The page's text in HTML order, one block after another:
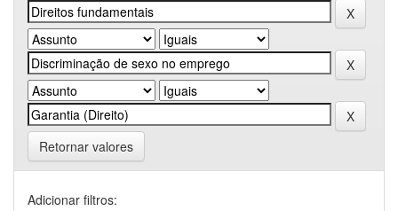
Retornar valores
Adicionar filtros: